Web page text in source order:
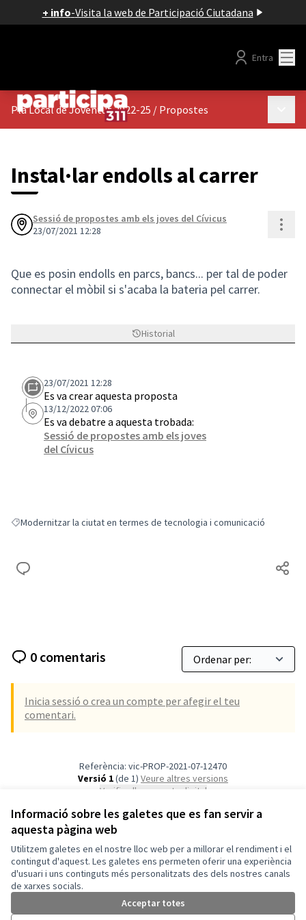
Informació sobre les galetes que es fan servir a
aquesta pàgina web
Utilitzem galetes en el nostre lloc web per a millorar el rendiment i el
contingut d'aquest. Les galetes ens permeten oferir una experiència
d'usuari i uns continguts més personalitzats des dels nostres canals
de xarxes socials.
Acceptar totes
+ info-Visita la web de Participació Ciutadana
Entra
Pla Local de Joventut 2022-25 / Propostes
Instal·lar endolls al carrer
Sessió de propostes amb els joves del Cívicus
23/07/2021 12:28
Que es posin endolls en parcs, bancs... per tal de poder
connectar el mòbil si s'acaba la bateria pel carrer.
Historial
23/07/2021 12:28
Es va crear aquesta proposta
13/12/2022 07:06
Es va debatre a aquesta trobada:
Sessió de propostes amb els joves
del Cívicus
Resultats en filtrar per: Modernitzar la ciutat en termes de tecnologia i
Modernitzar la ciutat en termes de tecnologia i comunicació
0 comentaris
Inicia sessió o crea un compte per afegir el teu
comentari.
Referència: vic-PROP-2021-07-12470
Versió 1(de 1)
veure altres versions
Verifica l'empremta digital
Termes i condicions d'ús
Configuració de les galetes
Vic a X
(Enllaç extern)
Vic a Facebook
(Enllaç extern)
Vic a Instagram
(Enllaç extern)
Vic a YouTube
(Enllaç extern)
Triar la llenguaElegir el idioma